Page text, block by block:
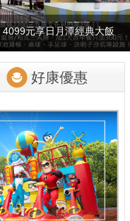
元享日月潭經典大飯
好康優惠